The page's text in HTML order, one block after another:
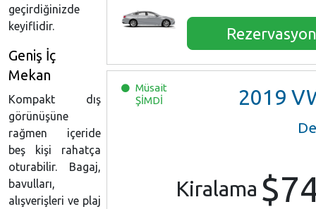
Rezervasyon
Müsait
ŞİMDİ
2019 VW
Kiralama
geçirdiğinizde
keyiflidir.
Geniş İç
Mekan
Kompakt dış
görünüşüne
rağmen içeride
beş kişi rahatça
oturabilir. Bagaj,
bavulları,
alışverişleri ve plaj